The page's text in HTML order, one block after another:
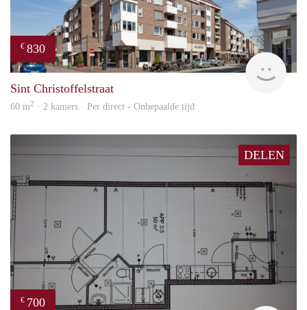
€ 830
Sint Christoffelstraat
60 m2 · 2 kamers · Per direct - Onbepaalde tijd
DELEN
€ 700